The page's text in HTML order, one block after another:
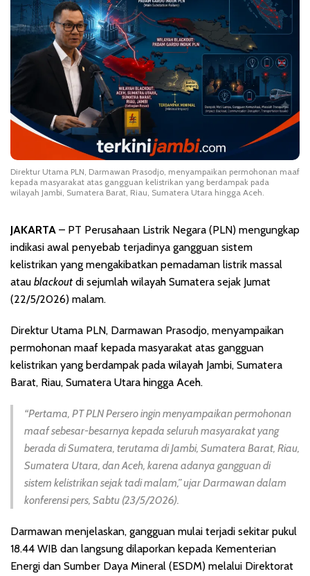
Direktur Utama PLN, Darmawan Prasodjo, menyampaikan permohonan maaf
kepada masyarakat atas gangguan kelistrikan yang berdampak pada
wilayah Jambi, Sumatera Barat, Riau, Sumatera Utara hingga Aceh.
JAKARTA – PT Perusahaan Listrik Negara (PLN) mengungkap
indikasi awal penyebab terjadinya gangguan sistem
kelistrikan yang mengakibatkan pemadaman listrik massal
atau blackout di sejumlah wilayah Sumatera sejak Jumat
(22/5/2026) malam.
Direktur Utama PLN, Darmawan Prasodjo, menyampaikan
permohonan maaf kepada masyarakat atas gangguan
kelistrikan yang berdampak pada wilayah Jambi, Sumatera
Barat, Riau, Sumatera Utara hingga Aceh.
“Pertama, PT PLN Persero ingin menyampaikan permohonan
maaf sebesar-besarnya kepada seluruh masyarakat yang
berada di Sumatera, terutama di Jambi, Sumatera Barat, Riau,
Sumatera Utara, dan Aceh, karena adanya gangguan di
sistem kelistrikan sejak tadi malam,” ujar Darmawan dalam
konferensi pers, Sabtu (23/5/2026).
Darmawan menjelaskan, gangguan mulai terjadi sekitar pukul
18.44 WIB dan langsung dilaporkan kepada Kementerian
Energi dan Sumber Daya Mineral (ESDM) melalui Direktorat